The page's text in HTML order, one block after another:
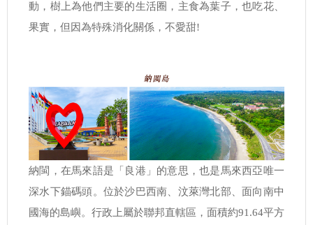
動，樹上為他們主要的生活圈，主食為葉子，也吃花、
果實，但因為特殊消化關係，不愛甜!
納閩，在馬來語是「良港」的意思，也是馬來西亞唯一
深水下錨碼頭。位於沙巴西南、汶萊灣北部、面向南中
國海的島嶼。行政上屬於聯邦直轄區，面積約91.64平方